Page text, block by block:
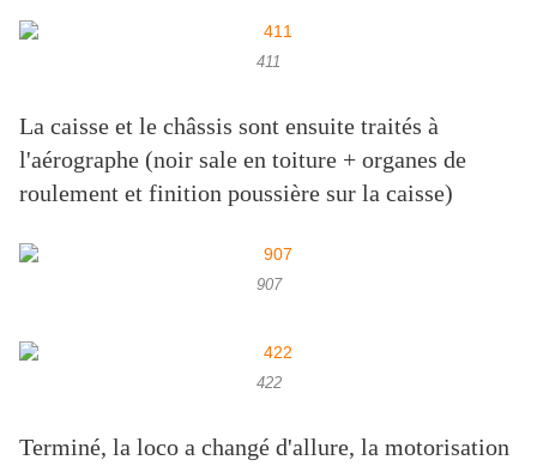
411
La caisse et le châssis sont ensuite traités à
l'aérographe (noir sale en toiture + organes de
roulement et finition poussière sur la caisse)
907
422
Terminé, la loco a changé d'allure, la motorisation